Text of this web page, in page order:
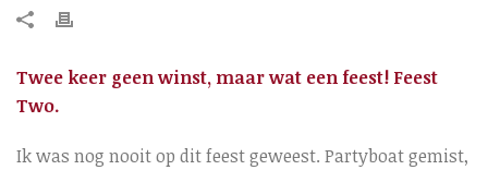
Twee keer geen winst, maar wat een feest! Feest
Two.
Ik was nog nooit op dit feest geweest. Partyboat gemist,